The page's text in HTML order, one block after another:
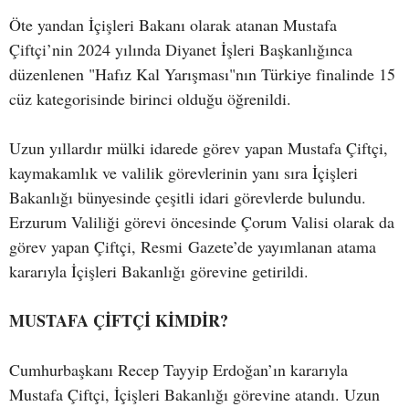
Öte yandan İçişleri Bakanı olarak atanan Mustafa
Çiftçi’nin 2024 yılında Diyanet İşleri Başkanlığınca
düzenlenen "Hafız Kal Yarışması"nın Türkiye finalinde 15
cüz kategorisinde birinci olduğu öğrenildi.
Uzun yıllardır mülki idarede görev yapan Mustafa Çiftçi,
kaymakamlık ve valilik görevlerinin yanı sıra İçişleri
Bakanlığı bünyesinde çeşitli idari görevlerde bulundu.
Erzurum Valiliği görevi öncesinde Çorum Valisi olarak da
görev yapan Çiftçi, Resmi Gazete’de yayımlanan atama
kararıyla İçişleri Bakanlığı görevine getirildi.
MUSTAFA ÇİFTÇİ KİMDİR?
Cumhurbaşkanı Recep Tayyip Erdoğan’ın kararıyla
Mustafa Çiftçi, İçişleri Bakanlığı görevine atandı. Uzun